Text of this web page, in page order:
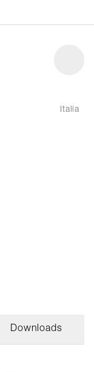
Italia
Downloads